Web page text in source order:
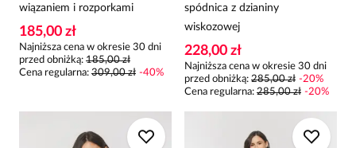
wiązaniem i rozporkami
185,00 zł
Najniższa cena w okresie 30 dni
przed obniżką: 185,00 zł
Cena regularna: 309,00 zł -40%
spódnica z dzianiny
wiskozowej
228,00 zł
Najniższa cena w okresie 30 dni
przed obniżką: 285,00 zł -20%
Cena regularna: 285,00 zł -20%